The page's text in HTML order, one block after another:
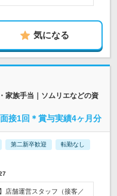
気になる
家族手当｜ソムリエなどの資
接1回＊賞与実績4ヶ月分
第二新卒歓迎 転勤なし
店舗運営スタッフ（接客／